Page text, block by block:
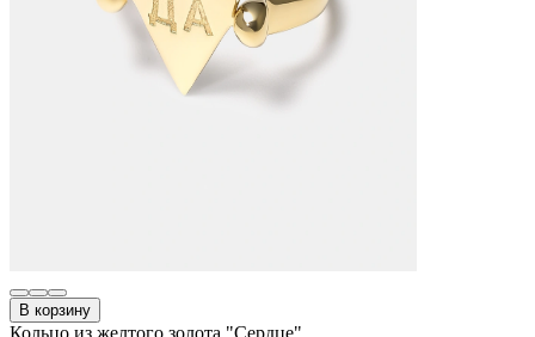
В корзину
Кольцо из желтого золота "Сердце"